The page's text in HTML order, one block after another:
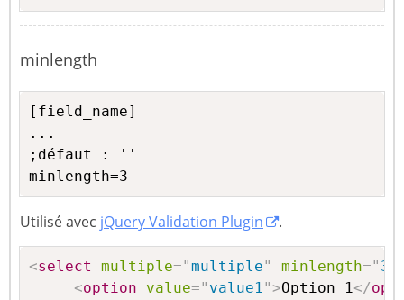
minlength
[field_name]
...
;défaut : ''
minlength=3
Utilisé avec jQuery Validation Plugin .
<select multiple="multiple" minlength=" 3
<option value=" value1">Option 1</